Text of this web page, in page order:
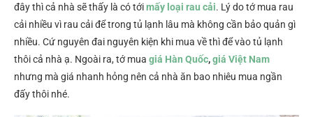
đây thì cả nhà sẽ thấy là có tớimấy loại rau cải. Lý do tớ mua rau
cải nhiều vì rau cải để trong tủ lạnh lâu mà không cần bảo quản gì
nhiều. Cứ nguyên đai nguyên kiện khi mua về thì để vào tủ lạnh
thôi cả nhà ạ. Ngoài ra, tớ mua giá Hàn Quốc,giá Việt Nam
nhưng mà giá nhanh hỏng nên cả nhà ăn bao nhiêu mua ngần
đấy thôi nhé.